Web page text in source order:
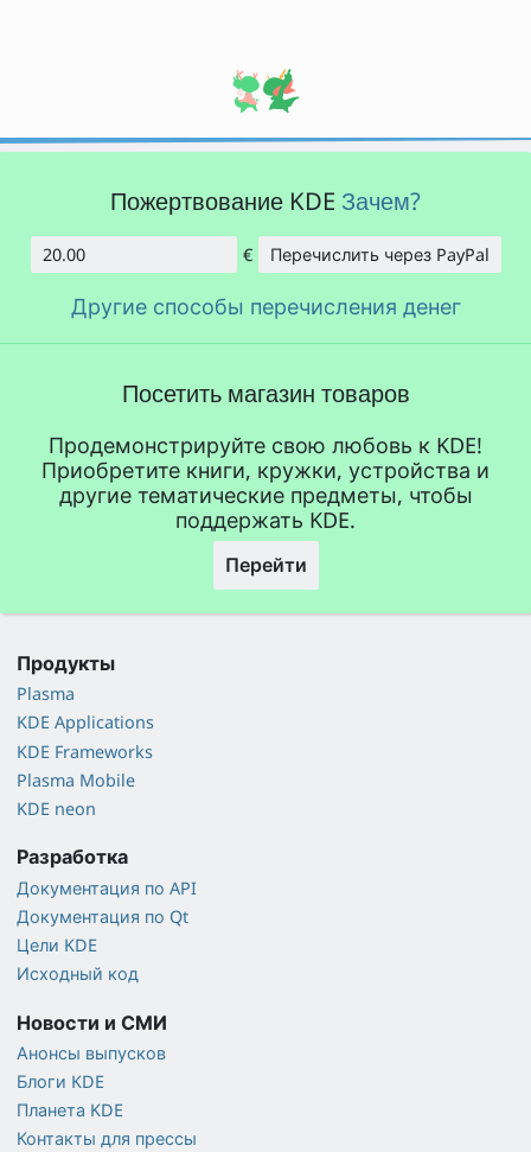
Пожертвование KDE Зачем?
Сумма
€ Перечислить через PayPal
Другие способы перечисления денег
Посетить магазин товаров
Продемонстрируйте свою любовь к KDE!
Приобретите книги, кружки, устройства и
другие тематические предметы, чтобы
поддержать KDE.
Перейти
Продукты
Plasma
KDE Applications
KDE Frameworks
Plasma Mobile
KDE neon
Разработка
Документация по API
Документация по Qt
Цели KDE
Исходный код
Новости и СМИ
Анонсы выпусков
Блоги KDE
Планета KDE
Контакты для прессы